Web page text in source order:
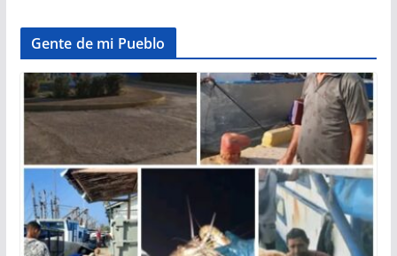
Gente de mi Pueblo